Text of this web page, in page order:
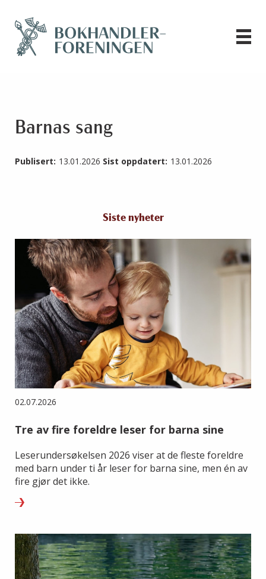
Barnas sang
Publisert: 13.01.2026 Sist oppdatert: 13.01.2026
Siste nyheter
02.07.2026
Tre av fire foreldre leser for barna sine
Leserundersøkelsen 2026 viser at de fleste foreldre
med barn under ti år leser for barna sine, men én av
fire gjør det ikke.